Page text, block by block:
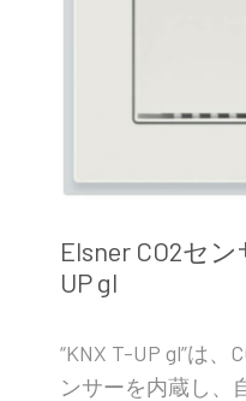
Elsner CO2セ
UP gl
“KNX T-UP gl”は
ンサーを内蔵し、